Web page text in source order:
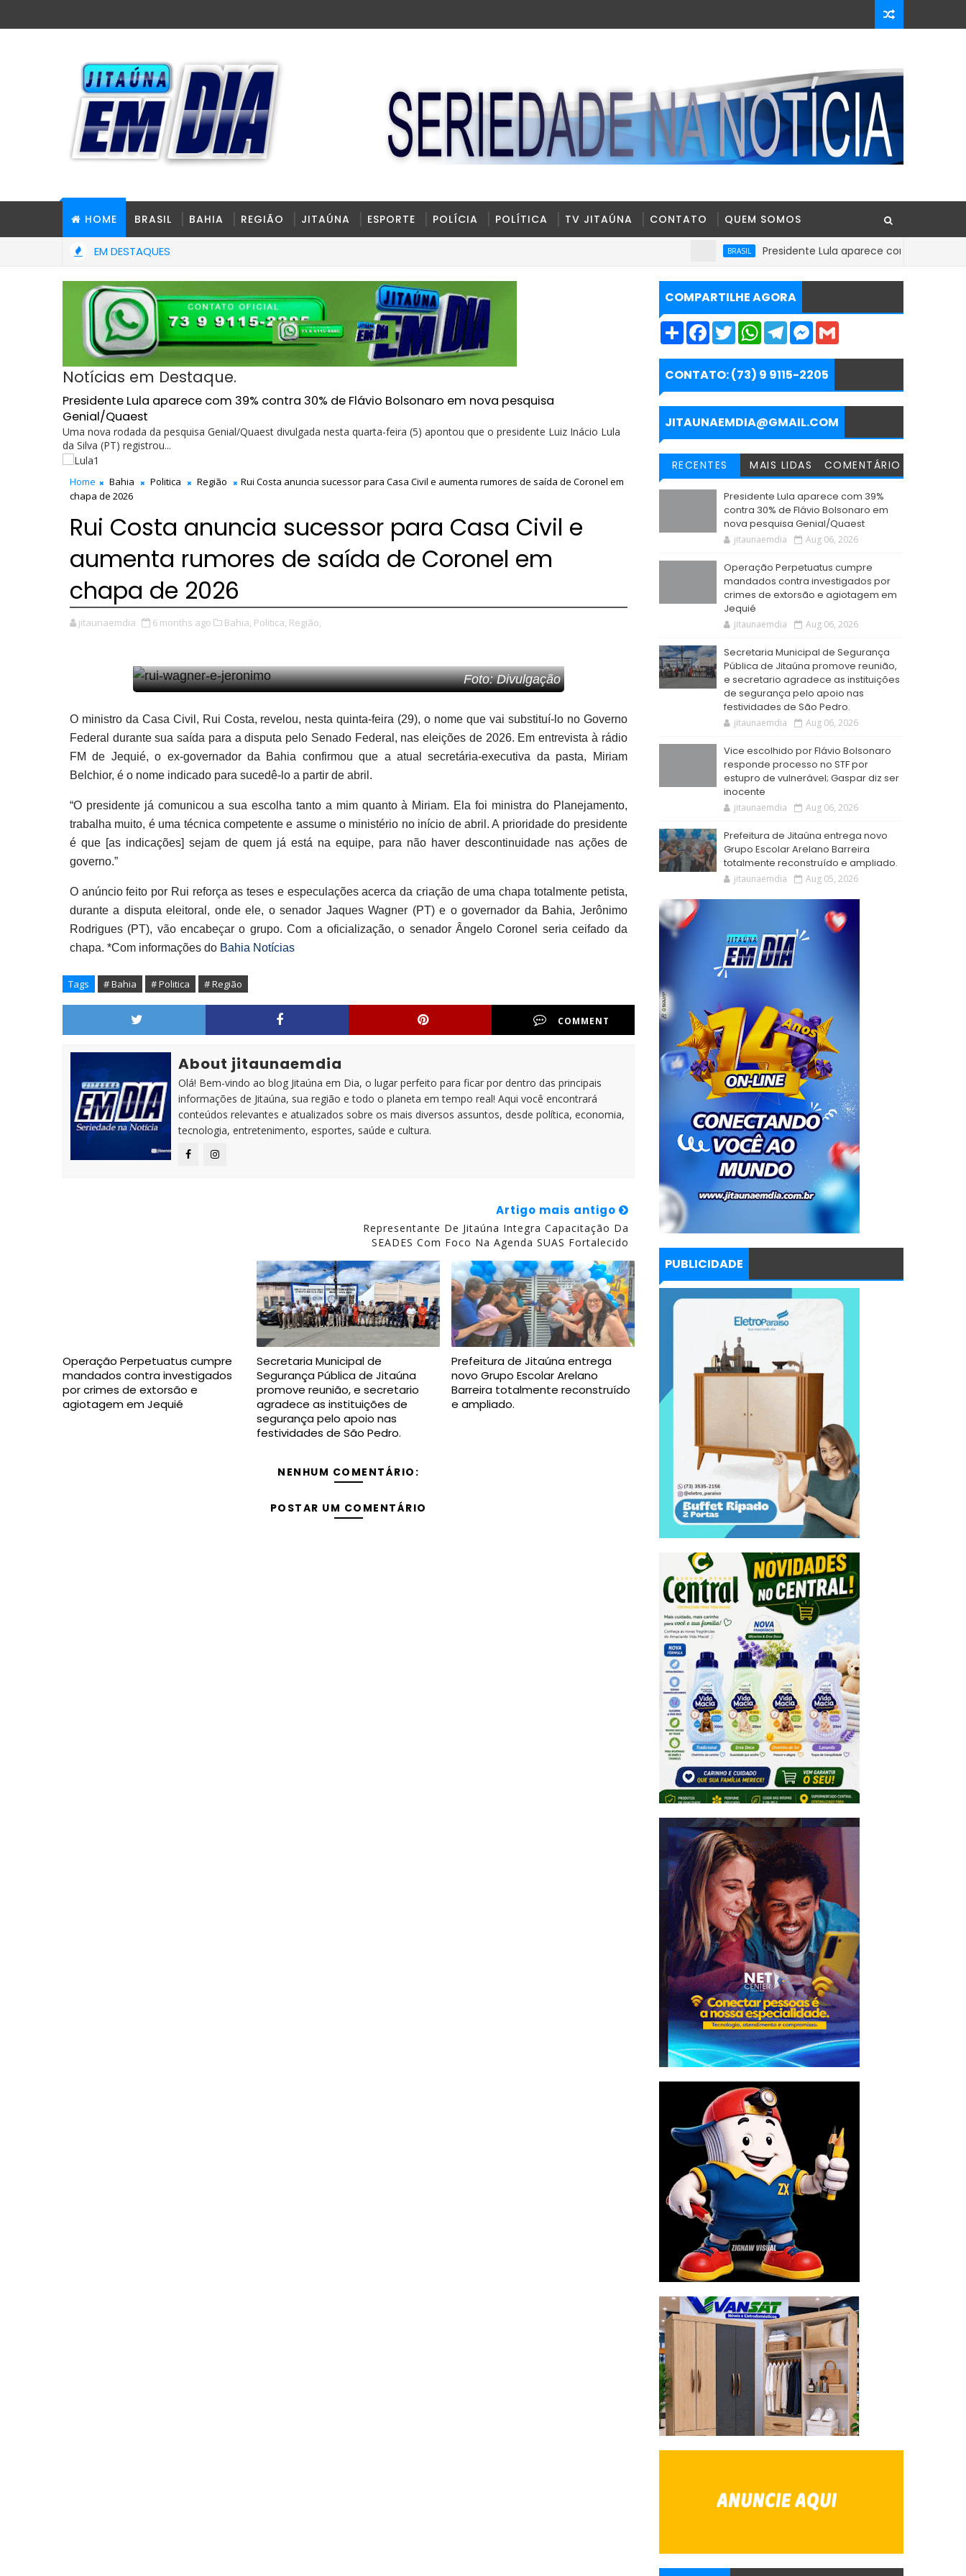
HOME BRASIL BAHIA REGIÃO JITAÚNA ESPORTE POLÍCIA POLÍTICA TV JITAÚNA CONTATO QUEM SOMOS
EM DESTAQUES Presidente Lula aparece com 39% contra 30% de
Notícias em Destaque.
Presidente Lula aparece com 39% contra 30% de Flávio Bolsonaro em nova pesquisa
Genial/Quaest
Uma nova rodada da pesquisa Genial/Quaest divulgada nesta quarta-feira (5) apontou que o presidente Luiz Inácio Lula
da Silva (PT) registrou...
Home Bahia Politica Região
Rui Costa anuncia sucessor para Casa Civil e aumenta rumores de saída de Coronel em
chapa de 2026
Rui Costa anuncia sucessor para Casa Civil e
aumenta rumores de saída de Coronel em
chapa de 2026
jitaunaemdia 6 months ago Bahia, Politica, Região,
Foto: Divulgação
O ministro da Casa Civil, Rui Costa, revelou, nesta quinta-feira (29), o nome que vai substituí-lo no Governo
Federal durante sua saída para a disputa pelo Senado Federal, nas eleições de 2026. Em entrevista à rádio
FM de Jequié, o ex-governador da Bahia confirmou que a atual secretária-executiva da pasta, Miriam
Belchior, é o nome indicado para sucedê-lo a partir de abril.
“O presidente já comunicou a sua escolha tanto a mim quanto à Miriam. Ela foi ministra do Planejamento,
trabalha muito, é uma técnica competente e assume o ministério no início de abril. A prioridade do presidente
é que [as indicações] sejam de quem já está na equipe, para não haver descontinuidade nas ações de
governo.”
O anúncio feito por Rui reforça as teses e especulações acerca da criação de uma chapa totalmente petista,
durante a disputa eleitoral, onde ele, o senador Jaques Wagner (PT) e o governador da Bahia, Jerônimo
Rodrigues (PT), vão encabeçar o grupo. Com a oficialização, o senador Ângelo Coronel seria ceifado da
chapa. *Com informações do Bahia Notícias
Tags # Bahia # Politica # Região
COMMENT
About jitaunaemdia
Olá! Bem-vindo ao blog Jitaúna em Dia, o lugar perfeito para ficar por dentro das principais
informações de Jitaúna, sua região e todo o planeta em tempo real! Aqui você encontrará
conteúdos relevantes e atualizados sobre os mais diversos assuntos, desde política, economia,
tecnologia, entretenimento, esportes, saúde e cultura.
Artigo mais antigo
Representante De Jitaúna Integra Capacitação Da
SEADES Com Foco Na Agenda SUAS Fortalecido
Operação Perpetuatus cumpre
mandados contra investigados
por crimes de extorsão e
agiotagem em Jequié
Secretaria Municipal de
Segurança Pública de Jitaúna
promove reunião, e secretario
agradece as instituições de
segurança pelo apoio nas
festividades de São Pedro.
Prefeitura de Jitaúna entrega
novo Grupo Escolar Arelano
Barreira totalmente reconstruído
e ampliado.
NENHUM COMENTÁRIO:
POSTAR UM COMENTÁRIO
COMPARTILHE AGORA
S
r
e
F
e
b
o
k
T
w
t
t
e
r
W
t
s
p
p
T
e
g
a
m
M
s
e
g
e
r
i
CONTATO: (73) 9 9115-2205
JITAUNAEMDIA@GMAIL.COM
RECENTES MAIS LIDAS COMENTÁRIO
Presidente Lula aparece com 39%
contra 30% de Flávio Bolsonaro em
nova pesquisa Genial/Quaest
jitaunaemdia Aug 06, 2026
Operação Perpetuatus cumpre
mandados contra investigados por
crimes de extorsão e agiotagem em
Jequié
jitaunaemdia Aug 06, 2026
Secretaria Municipal de Segurança
Pública de Jitaúna promove reunião,
e secretario agradece as instituições
de segurança pelo apoio nas
festividades de São Pedro.
jitaunaemdia Aug 06, 2026
Vice escolhido por Flávio Bolsonaro
responde processo no STF por
estupro de vulnerável; Gaspar diz ser
inocente
jitaunaemdia Aug 06, 2026
Prefeitura de Jitaúna entrega novo
Grupo Escolar Arelano Barreira
totalmente reconstruído e ampliado.
jitaunaemdia Aug 05, 2026
PUBLICIDADE